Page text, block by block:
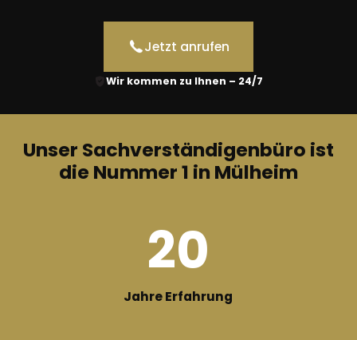
Jetzt anrufen
Wir kommen zu Ihnen – 24/7
Unser Sachverständigenbüro ist
die Nummer 1 in Mülheim
20
Jahre Erfahrung